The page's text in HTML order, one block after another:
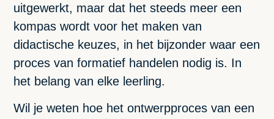
uitgewerkt, maar dat het steeds meer een
kompas wordt voor het maken van
didactische keuzes, in het bijzonder waar een
proces van formatief handelen nodig is. In
het belang van elke leerling.
Wil je weten hoe het ontwerpproces van een